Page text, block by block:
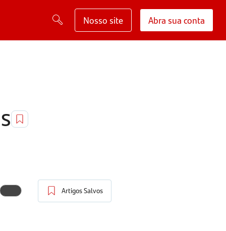
Nosso site Abra sua conta
Artigos Salvos